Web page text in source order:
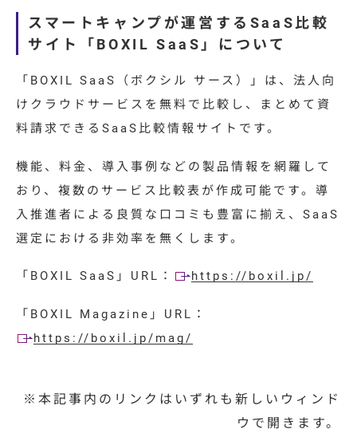
スマートキャンプが運営するSaaS比較
サイト「BOXIL SaaS」について
「BOXIL SaaS（ボクシル サース）」は、法人向
けクラウドサービスを無料で比較し、まとめて資
料請求できるSaaS比較情報サイトです。
機能、料金、導入事例などの製品情報を網羅して
おり、複数のサービス比較表が作成可能です。導
入推進者による良質な口コミも豊富に揃え、SaaS
選定における非効率を無くします。
「BOXIL SaaS」URL： https://boxil.jp/
「BOXIL Magazine」URL：
https://boxil.jp/mag/
※本記事内のリンクはいずれも新しいウィンド
ウで開きます。